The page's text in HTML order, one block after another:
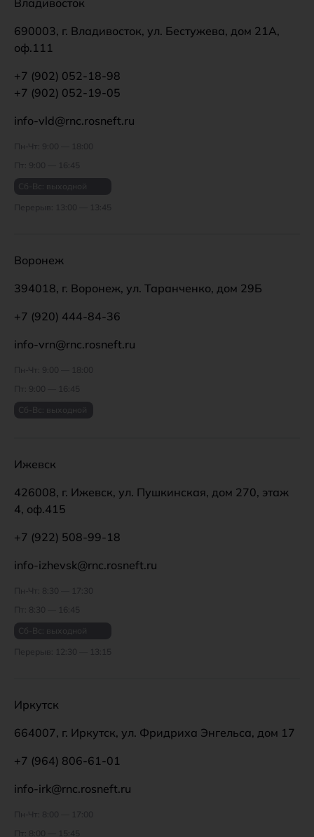
Владивосток
690003, г. Владивосток, ул. Бестужева, дом 21А,
оф.111
+7 (902) 052-18-98
+7 (902) 052-19-05
info-vld@rnc.rosneft.ru
Пн-Чт: 9:00 — 18:00
Пт: 9:00 — 16:45
Сб-Вс: выходной
Перерыв: 13:00 — 13:45
Воронеж
394018, г. Воронеж, ул. Таранченко, дом 29Б
+7 (920) 444-84-36
info-vrn@rnc.rosneft.ru
Пн-Чт: 9:00 — 18:00
Пт: 9:00 — 16:45
Сб-Вс: выходной
Ижевск
426008, г. Ижевск, ул. Пушкинская, дом 270, этаж
4, оф.415
+7 (922) 508-99-18
info-izhevsk@rnc.rosneft.ru
Пн-Чт: 8:30 — 17:30
Пт: 8:30 — 16:45
Сб-Вс: выходной
Перерыв: 12:30 — 13:15
Иркутск
664007, г. Иркутск, ул. Фридриха Энгельса, дом 17
+7 (964) 806-61-01
info-irk@rnc.rosneft.ru
Пн-Чт: 8:00 — 17:00
Пт: 8:00 — 15:45